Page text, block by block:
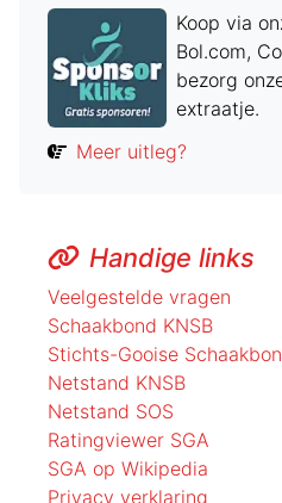
Koop via
Bol.com,
bezorg
extraatje.
Meer uitleg?
Handige links
Veelgestelde vragen
Schaakbond KNSB
Stichts-Gooise
Netstand KNSB
Netstand SOS
Ratingviewer SGA
SGA op Wikipedia
Privacy verklaring